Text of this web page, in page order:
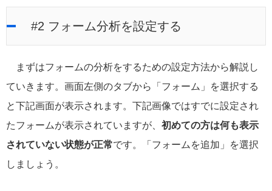
#2 フォーム分析を設定する
まずはフォームの分析をするための設定方法から解説し
ていきます。画面左側のタブから「フォーム」を選択する
と下記画面が表示されます。下記画像ではすでに設定され
たフォームが表示されていますが、 初めての方は何も表示
されていない状態が正常です。「フォームを追加」を選択
しましょう。